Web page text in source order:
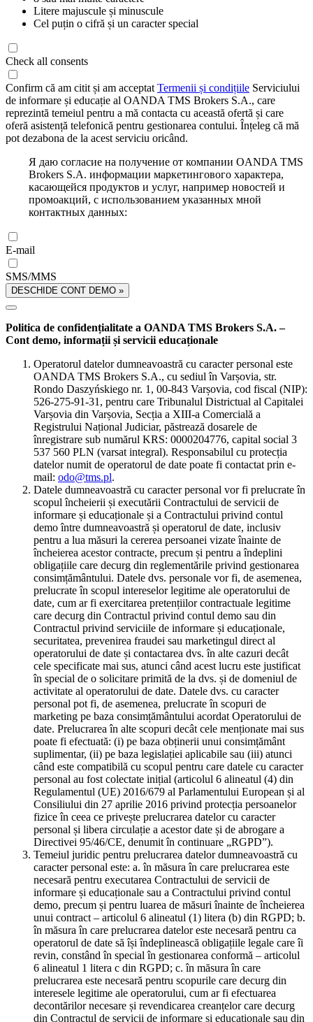
Litere majuscule și minuscule
Cel puțin o cifră și un caracter special
Check all consents
Confirm că am citit și am acceptat Termenii și condițiile Serviciului
de informare și educație al OANDA TMS Brokers S.A., care
reprezintă temeiul pentru a mă contacta cu această ofertă și care
oferă asistență telefonică pentru gestionarea contului. Înțeleg că mă
pot dezabona de la acest serviciu oricând.
Я даю согласие на получение от компании OANDA TMS
Brokers S.A. информации маркетингового характера,
касающейся продуктов и услуг, например новостей и
промоакций, с использованием указанных мной
контактных данных:
E-mail
SMS/MMS
DESCHIDE CONT DEMO »
Politica de confidențialitate a OANDA TMS Brokers S.A. –
Cont demo, informații și servicii educaționale
Operatorul datelor dumneavoastră cu caracter personal este
OANDA TMS Brokers S.A., cu sediul în Varșovia, str.
Rondo Daszyńskiego nr. 1, 00-843 Varșovia, cod fiscal (NIP):
526-275-91-31, pentru care Tribunalul Districtual al Capitalei
Varșovia din Varșovia, Secția a XIII-a Comercială a
Registrului Național Judiciar, păstrează dosarele de
înregistrare sub numărul KRS: 0000204776, capital social 3
537 560 PLN (varsat integral). Responsabilul cu protecția
datelor numit de operatorul de date poate fi contactat prin e-
mail: odo@tms.pl.
Datele dumneavoastră cu caracter personal vor fi prelucrate în
scopul încheierii și executării Contractului de servicii de
informare și educaționale și a Contractului privind contul
demo între dumneavoastră și operatorul de date, inclusiv
pentru a lua măsuri la cererea persoanei vizate înainte de
încheierea acestor contracte, precum și pentru a îndeplini
obligațiile care decurg din reglementările privind gestionarea
consimțământului. Datele dvs. personale vor fi, de asemenea,
prelucrate în scopul intereselor legitime ale operatorului de
date, cum ar fi exercitarea pretențiilor contractuale legitime
care decurg din Contractul privind contul demo sau din
Contractul privind serviciile de informare și educaționale,
securitatea, prevenirea fraudei sau marketingul direct al
operatorului de date și contactarea dvs. în alte cazuri decât
cele specificate mai sus, atunci când acest lucru este justificat
în special de o solicitare primită de la dvs. și de domeniul de
activitate al operatorului de date. Datele dvs. cu caracter
personal pot fi, de asemenea, prelucrate în scopuri de
marketing pe baza consimțământului acordat Operatorului de
date. Prelucrarea în alte scopuri decât cele menționate mai sus
poate fi efectuată: (i) pe baza obținerii unui consimțământ
suplimentar, (ii) pe baza legislației aplicabile sau (iii) atunci
când este compatibilă cu scopul pentru care datele cu caracter
personal au fost colectate inițial (articolul 6 alineatul (4) din
Regulamentul (UE) 2016/679 al Parlamentului European și al
Consiliului din 27 aprilie 2016 privind protecția persoanelor
fizice în ceea ce privește prelucrarea datelor cu caracter
personal și libera circulație a acestor date și de abrogare a
Directivei 95/46/CE, denumit în continuare „RGPD”).
Temeiul juridic pentru prelucrarea datelor dumneavoastră cu
caracter personal este: a. în măsura în care prelucrarea este
necesară pentru executarea Contractului de servicii de
informare și educaționale sau a Contractului privind contul
demo, precum și pentru luarea de măsuri înainte de încheierea
unui contract – articolul 6 alineatul (1) litera (b) din RGPD; b.
în măsura în care prelucrarea datelor este necesară pentru ca
operatorul de date să își îndeplinească obligațiile legale care îi
revin, constând în special în gestionarea conformă – articolul
6 alineatul 1 litera c din RGPD; c. în măsura în care
prelucrarea este necesară pentru scopurile care decurg din
interesele legitime ale operatorului, cum ar fi efectuarea
decontărilor necesare și revendicarea creanțelor care decurg
din Contractul de servicii de informare și educaționale sau din